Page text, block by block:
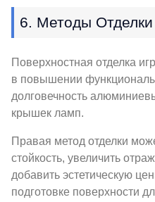
6. Методы
Поверхностная отделка
в повышении
долговечность
крышек ламп.
Правая метод отделки
стойкость, увеличить
добавить эстетическую
подготовке поверхности